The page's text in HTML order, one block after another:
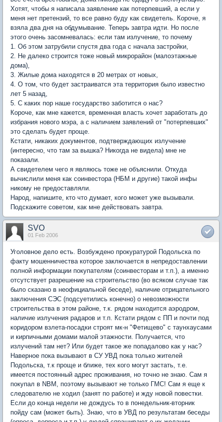
Хотят, чтобы я написала заявление как потерпевший, а если у
меня нет претензий, то все равно буду как свидетель. Короче, я
взяла два дня на обдумывание. Теперь завтра идти. Но после
этого очень засомневалась: если там излучение, то почему
1. Об этом затрубили спустя два года с начала застройки,
2. Не далеко строится тоже новый микрорайон (малоэтажные
дома),
3. Жилые дома находятся в 20 метрах от новых,
4. О том, что будет застраиватся эта территория было известно
лет 5 назад,
5. С каких пор наше государство заботится о нас?
Короче, как мне кажется, временная власть хочет заработать до
избрания нового мэра, а с наличием заявлений от "потерпевших"
это сделать будет проще.
Кстати, никаких документов, подтверждающих излучение
(интересно, что там за вышка? Никогда не видела) мне не
показали.
А свидетелем чего я являюсь тоже не объяснили. Откуда
вычислили меня как соинвестора (НБМ и другие) такой инфы
никому не предоставляли.
Народ, напишите, кто что думает, кого может уже вызывали.
Подскажите советом, как мне действовать завтра.
SVO
01 Feb 2006
Уголовное дело есть. Возбуждено прокуратурой Подольска по
факту мошенничества которое заключается в непредоставлении
полной информации покупателям (соинвесторам и т.п.), а именно
отсутствует разрешение на строительство (во всяком случае так
было сказано в неофициальной беседе), наличие отрицательного
заключения СЭС (подсуетились конечно) о невозможности
строительства в этом районе, т.к. рядом находится аэродром,
наличие излучения радаров и т.п. Кстати рядом с ПП и почти под
коридором взлета-посадки строят мк-н "Фетищево" с таунхаусами
и кирпичными домами малой этажности. Получается, что
излучений там нет? Или будет такое же попадалово как у нас?
Наверное пока вызывают в СУ УВД пока только жителей
Подольска, т.к проще и ближе, тех кого могут застать, т.е.
имеется постоянный адрес проживания, но точно не знаю. Сам я
покупал в NBM, поэтому вызывают не только ГМС! Сам я еще к
следователю не ходил (занят по работе) и жду новой повестки.
Если до конца недели не дождусь то в понедельник-вторник
пойду сам (может быть). Знаю, что в УВД по результатам беседы